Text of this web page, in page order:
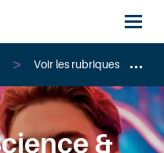
&
Voir les rubriques